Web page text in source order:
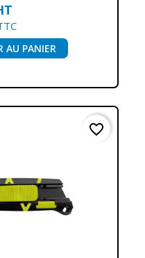
AU PANIER
favorite_border